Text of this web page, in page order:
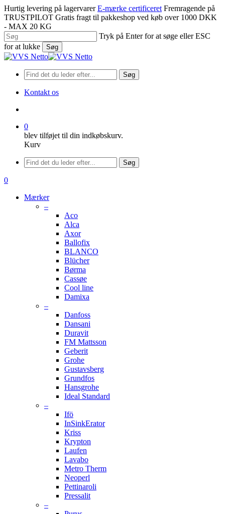
Spring
til
hovedindhold
Hurtig levering på lagervarer E-mærke certificeret Fremragende på
TRUSTPILOT Gratis fragt til pakkeshop ved køb over 1000 DKK
- MAX 20 KG
Tryk på Enter for at søge eller ESC
for at lukke
Søg
Luk
Søg
Kontakt os
0
blev tilføjet til din indkøbskurv.
Kurv
Menu
Søg
søge
0
Mærker
–
Aco
Alca
Axor
Ballofix
BLANCO
Blücher
Børma
Cassøe
Cool line
Damixa
–
Danfoss
Dansani
Duravit
FM Mattsson
Geberit
Grohe
Gustavsberg
Grundfos
Hansgrohe
Ideal Standard
–
Ifö
InSinkErator
Kriss
Krypton
Laufen
Lavabo
Metro Therm
Neoperl
Pettinaroli
Pressalit
–